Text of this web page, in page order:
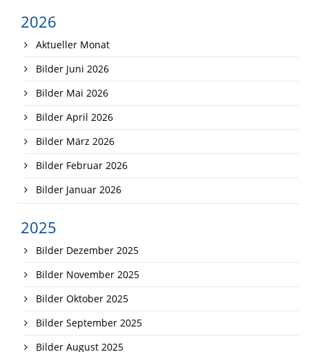
2026
Aktueller Monat
Bilder Juni 2026
Bilder Mai 2026
Bilder April 2026
Bilder März 2026
Bilder Februar 2026
Bilder Januar 2026
2025
Bilder Dezember 2025
Bilder November 2025
Bilder Oktober 2025
Bilder September 2025
Bilder August 2025